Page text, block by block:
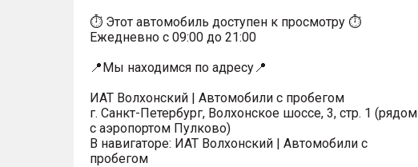
⏱ Этот автомобиль доступен к просмотру ⏱
Ежедневно с 09:00 до 21:00
📍Мы находимся по адресу📍
ИАТ Волхонский | Автомобили с пробегом
г. Санкт-Петербург, Волхонское шоссе, 3, стр. 1 (рядом
с аэропортом Пулково)
В навигаторе: ИАТ Волхонский | Автомобили с
пробегом